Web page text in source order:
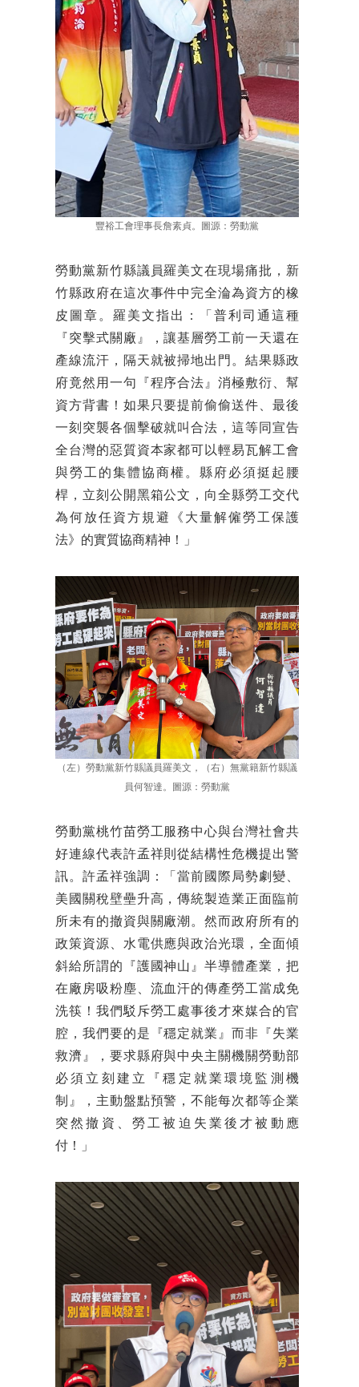
豐裕工會理事長詹素貞。圖源：勞動黨
勞動黨新竹縣議員羅美文在現場痛批，新
竹縣政府在這次事件中完全淪為資方的橡
皮圖章。羅美文指出：「普利司通這種
『突擊式關廠』，讓基層勞工前一天還在
產線流汗，隔天就被掃地出門。結果縣政
府竟然用一句『程序合法』消極敷衍、幫
資方背書！如果只要提前偷偷送件、最後
一刻突襲各個擊破就叫合法，這等同宣告
全台灣的惡質資本家都可以輕易瓦解工會
與勞工的集體協商權。縣府必須挺起腰
桿，立刻公開黑箱公文，向全縣勞工交代
為何放任資方規避《大量解僱勞工保護
法》的實質協商精神！」
（左）勞動黨新竹縣議員羅美文，（右）無黨籍新竹縣議
員何智達。圖源：勞動黨
勞動黨桃竹苗勞工服務中心與台灣社會共
好連線代表許孟祥則從結構性危機提出警
訊。許孟祥強調：「當前國際局勢劇變、
美國關稅壁壘升高，傳統製造業正面臨前
所未有的撤資與關廠潮。然而政府所有的
政策資源、水電供應與政治光環，全面傾
斜給所謂的『護國神山』半導體產業，把
在廠房吸粉塵、流血汗的傳產勞工當成免
洗筷！我們駁斥勞工處事後才來媒合的官
腔，我們要的是『穩定就業』而非『失業
救濟』，要求縣府與中央主關機關勞動部
必須立刻建立『穩定就業環境監測機
制』，主動盤點預警，不能每次都等企業
突然撤資、勞工被迫失業後才被動應
付！」